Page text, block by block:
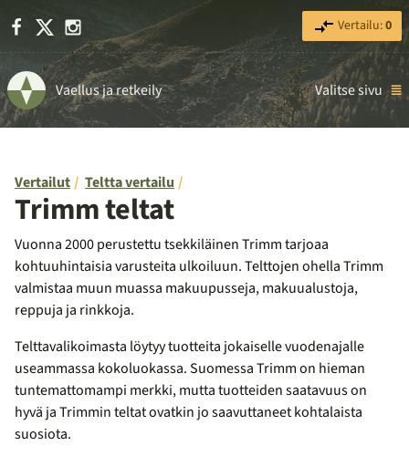
Facebook Instagram Vertailu:0
Vaellus ja retkeily Valitse sivu
Vertailut Teltta vertailu
Trimm teltat
Vuonna 2000 perustettu tsekkiläinen Trimm tarjoaa
kohtuuhintaisia varusteita ulkoiluun. Telttojen ohella Trimm
valmistaa muun muassa makuupusseja, makuualustoja,
reppuja ja rinkkoja.
Telttavalikoimasta löytyy tuotteita jokaiselle vuodenajalle
useammassa kokoluokassa. Suomessa Trimm on hieman
tuntemattomampi merkki, mutta tuotteiden saatavuus on
hyvä ja Trimmin teltat ovatkin jo saavuttaneet kohtalaista
suosiota.